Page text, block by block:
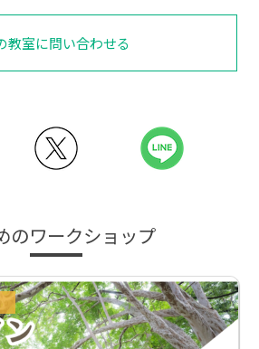
教室に問い合わせる
のワークショップ